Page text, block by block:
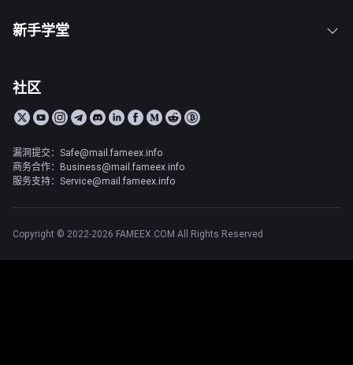
新手学堂
社区
漏洞提交：Safe@mail.fameex.info
商务合作：Business@mail.fameex.info
服务支持：Service@mail.fameex.info
Copyright © 2022-2026 FAMEEX.COM All Rights Reserved